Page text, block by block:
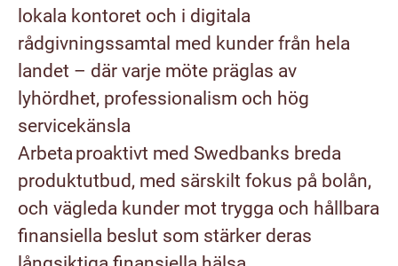
lokala kontoret och i digitala
rådgivningssamtal med kunder från hela
landet – där varje möte präglas av
lyhördhet, professionalism och hög
servicekänsla
Arbeta proaktivt med Swedbanks breda
produktutbud, med särskilt fokus på bolån,
och vägleda kunder mot trygga och hållbara
finansiella beslut som stärker deras